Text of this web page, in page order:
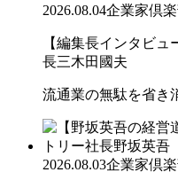
2026.08.04企業家倶
【編集長インタビ
長三木田國夫
流通業の無駄を省き
2026.08.03企業家倶